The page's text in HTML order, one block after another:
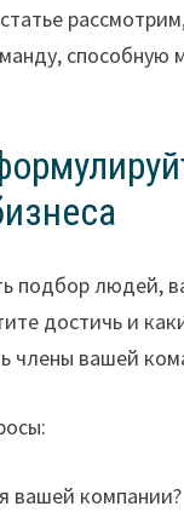
способную
подбор людей,
достичь и
члены вашей
вашей компании?